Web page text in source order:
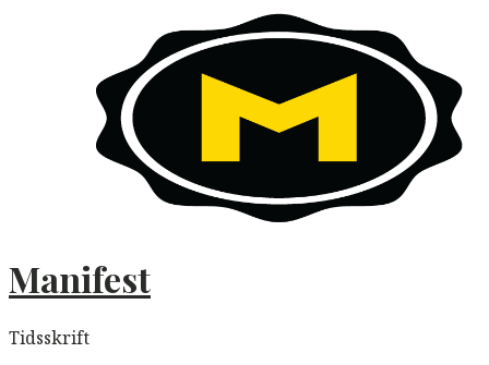
Manifest
Tidsskrift